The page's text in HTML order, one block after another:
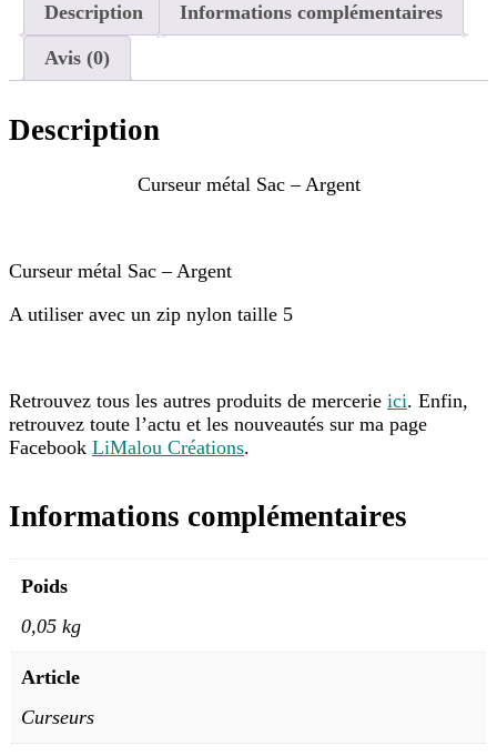
Description Informations complémentaires
Avis (0)
Description
Curseur métal Sac – Argent
Curseur métal Sac – Argent
A utiliser avec un zip nylon taille 5
Retrouvez tous les autres produits de mercerie ici. Enfin,
retrouvez toute l’actu et les nouveautés sur ma page
Facebook LiMalou Créations.
Informations complémentaires
Poids
0,05 kg
Article
Curseurs